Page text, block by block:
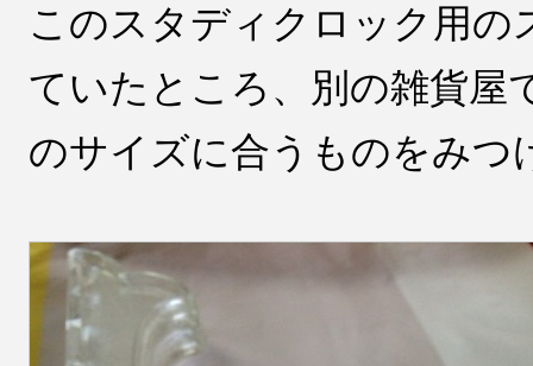
このスタディクロック用の
ていたところ、別の雑貨屋
のサイズに合うものをみつ